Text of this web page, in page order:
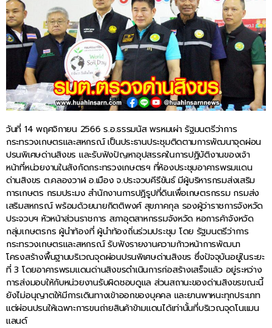
วันที่ 14 พฤศจิกายน 2566 ร.อ.ธรรมนัส พรหมเผ่า รัฐมนตรีว่าการ
กระทรวงเกษตรและสหกรณ์ เป็นประธานประชุมติดตามการพัฒนาจุดผ่อน
ปรนพิเศษด่านสิงขร และรับฟังปัญหาอุปสรรคในการปฏิบัติงานของเจ้า
หน้าที่หน่วยงานในสังกัดกระทรวงเกษตรฯ ที่ห้องประชุมอาคารพรมแดน
ด่านสิงขร ต.คลองวาฬ อ.เมือง จ.ประจวบคีรีขันธ์ มีผู้บริหารกรมส่งเสริม
การเกษตร กรมประมง สำนักงานการปฏิรูปที่ดินเพื่อเกษตรกรรม กรมส่ง
เสริมสหกรณ์ พร้อมด้วยนายกิตติพงศ์ สุขภาคกุล รองผู้ว่าราชการจังหวัด
ประจวบฯ หัวหน้าส่วนราชการ สภาอุตสาหกรรมจังหวัด หอการค้าจังหวัด
กลุ่มเกษตรกร ผู้นำท้องที่ ผู้นำท้องถิ่นร่วมประชุม โดย รัฐมนตรีว่าการ
กระทรวงเกษตรและสหกรณ์ รับฟังรายงานความก้าวหน้าการพัฒนา
โครงสร้างพื้นฐานบริเวณจุดผ่อนปรนพิเศษด่านสิงขร ซึ่งปัจจุบันอยู่ในระยะ
ที่ 3 โดยอาคารพรมแดนด่านสิงขรดำเนินการก่อสร้างเสร็จแล้ว อยู่ระหว่าง
การส่งมอบให้กับหน่วยงานรับผิดชอบดูแล ส่วนสถานะของด่านสิงขรขณะนี้
ยังไม่อนุญาตให้มีการเดินทางเข้าออกของบุคคล และยานพาหนะทุกประเภท
แต่ผ่อนปรนให้เฉพาะการขนถ่ายสินค้าข้ามแดนได้เท่านั้นที่บริเวณจุดโนแมน
แลนด์